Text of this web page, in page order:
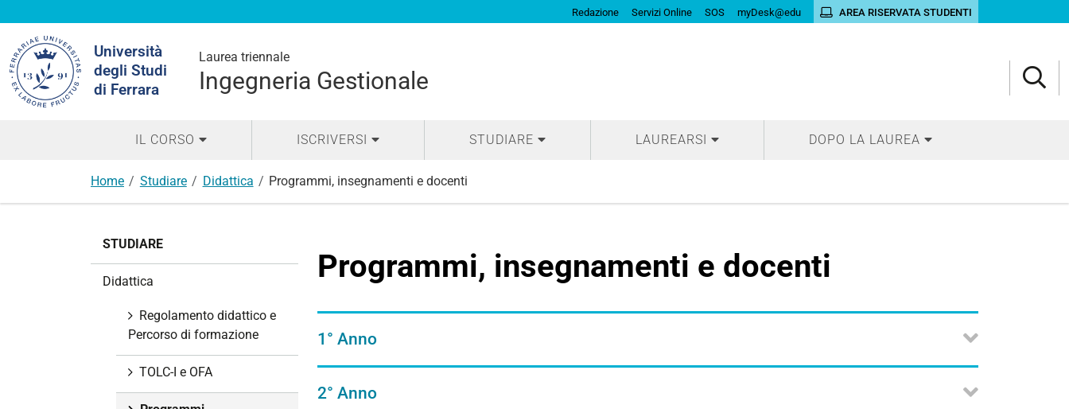
Redazione Servizi Online SOS myDesk@edu AREA RISERVATA STUDENTI
Università
degli Studi
di Ferrara
Laurea triennale
Ingegneria Gestionale
nel
sito
IL CORSO ISCRIVERSI STUDIARE LAUREARSI DOPO LA LAUREA
Home Studiare Didattica Programmi, insegnamenti e docenti
Programmi, insegnamenti e docenti
1° Anno
2° Anno
STUDIARE
Didattica
Regolamento didattico e
Percorso di formazione
TOLC-I e OFA